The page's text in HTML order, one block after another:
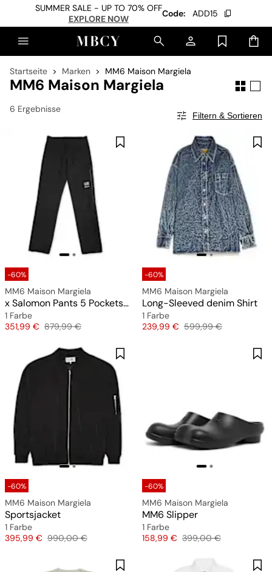
SUMMER SALE - UP TO 70% OFF
EXPLORE NOW
Code: ADD15
Startseite Marken MM6 Maison Margiela
MM6 Maison Margiela
6 Ergebnisse
Filtern & Sortieren
-60%
MM6 Maison Margiela
x Salomon Pants 5 Pockets Gore Tex
1 Farbe
Preis
351,99 € Originalpreis
879,99 €
-60%
MM6 Maison Margiela
Long-Sleeved denim Shirt
1 Farbe
Preis
239,99 € Originalpreis
599,99 €
-60%
MM6 Maison Margiela
Sportsjacket
1 Farbe
Preis
395,99 € Originalpreis
990,00 €
-60%
MM6 Maison Margiela
MM6 Slipper
1 Farbe
Preis
158,99 € Originalpreis
399,00 €